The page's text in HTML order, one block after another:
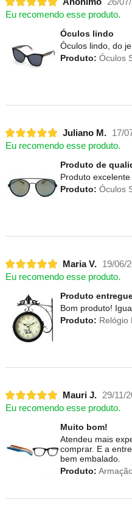
Eu recomendo esse produto.
Óculos lindo
Óculos lindo, do
Produto: Óculos
Juliano M.
17/
Eu recomendo esse produto.
Produto de
Produto
Produto: Óculos
Maria V.
19/06/
Eu recomendo esse produto.
Produto
Bom produto!
Produto: Relógio
Mauri J.
29/11/
Eu recomendo esse produto.
Muito bom!
Atendeu mais
comprar. E a
bem embalado.
Produto: